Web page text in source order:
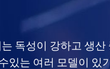
독성이 강하고 생
있는 여러 모델이 있